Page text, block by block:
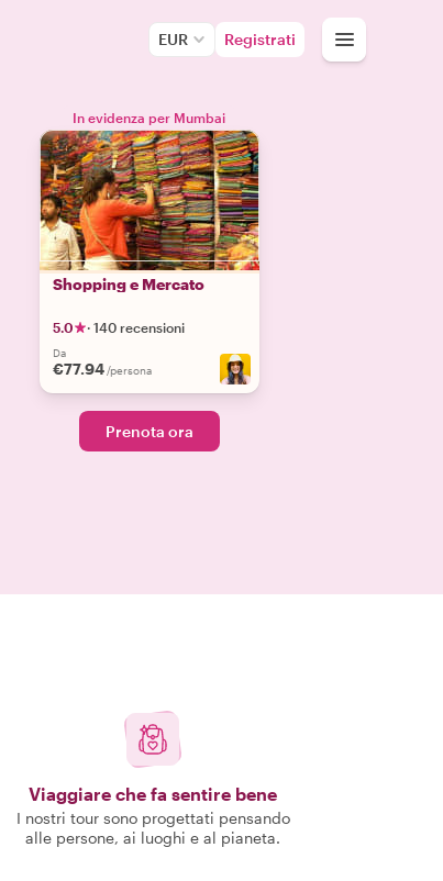
EUR Registrati
In evidenza per Mumbai
Shopping e Mercato
5.0 · 140 recensioni
Da
€77.94 /persona
Prenota ora
Viaggiare che fa sentire bene
I nostri tour sono progettati pensando
alle persone, ai luoghi e al pianeta.